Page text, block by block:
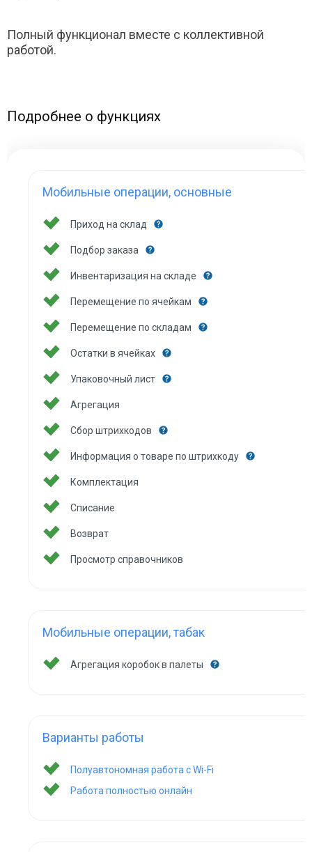
Полный функционал вместе с коллективной
работой.
Подробнее о функциях
Мобильные операции, основные
Приход на склад
Подбор заказа
Инвентаризация на складе
Перемещение по ячейкам
Перемещение по складам
Остатки в ячейках
Упаковочный лист
Агрегация
Сбор штрихкодов
Информация о товаре по штрихкоду
Комплектация
Списание
Возврат
Просмотр справочников
Мобильные операции, табак
Агрегация коробок в палеты
Варианты работы
Полуавтономная работа с Wi-Fi
Работа полностью онлайн